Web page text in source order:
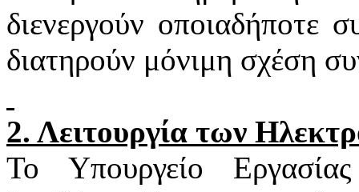
διενεργούν
διατηρούν μόνιμη σχέση
2. Λειτουργία των
Το Υπουργείο